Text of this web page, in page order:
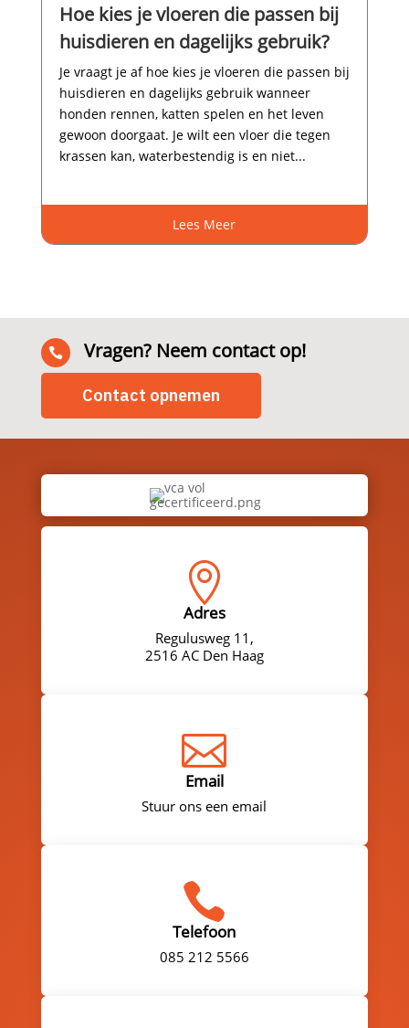
Hoe kies je vloeren die passen bij
huisdieren en dagelijks gebruik?
Je vraagt je af hoe kies je vloeren die passen bij
huisdieren en dagelijks gebruik wanneer
honden rennen, katten spelen en het leven
gewoon doorgaat.​ Je wilt een vloer die tegen
krassen kan, waterbestendig is en niet...
Lees Meer
 Vragen? Neem contact op!
Contact opnemen

Adres
Regulusweg 11,
2516 AC Den Haag

Email
Stuur ons een email

Telefoon
085 212 5566